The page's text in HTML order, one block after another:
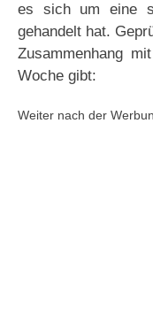
es sich um eine
gehandelt hat.
Zusammenhang
Woche gibt:
Weiter nach der